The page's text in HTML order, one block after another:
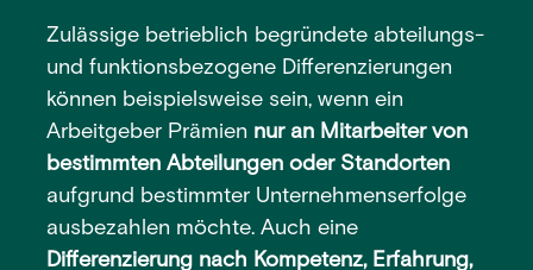
Zulässige betrieblich begründete abteilungs-
und funktionsbezogene Differenzierungen
können beispielsweise sein, wenn ein
Arbeitgeber Prämien nur an Mitarbeiter von
bestimmten Abteilungen oder Standorten
aufgrund bestimmter Unternehmenserfolge
ausbezahlen möchte. Auch eine
Differenzierung nach Kompetenz, Erfahrung,